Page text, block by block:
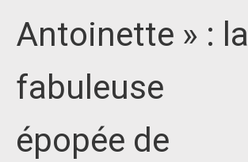
Antoinette » : la
fabuleuse
épopée de